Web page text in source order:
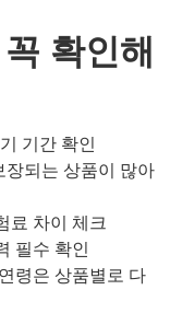
확인해
기간 확인
장되는 상품이 많아
료 차이 체크
필수 확인
령은 상품별로 다